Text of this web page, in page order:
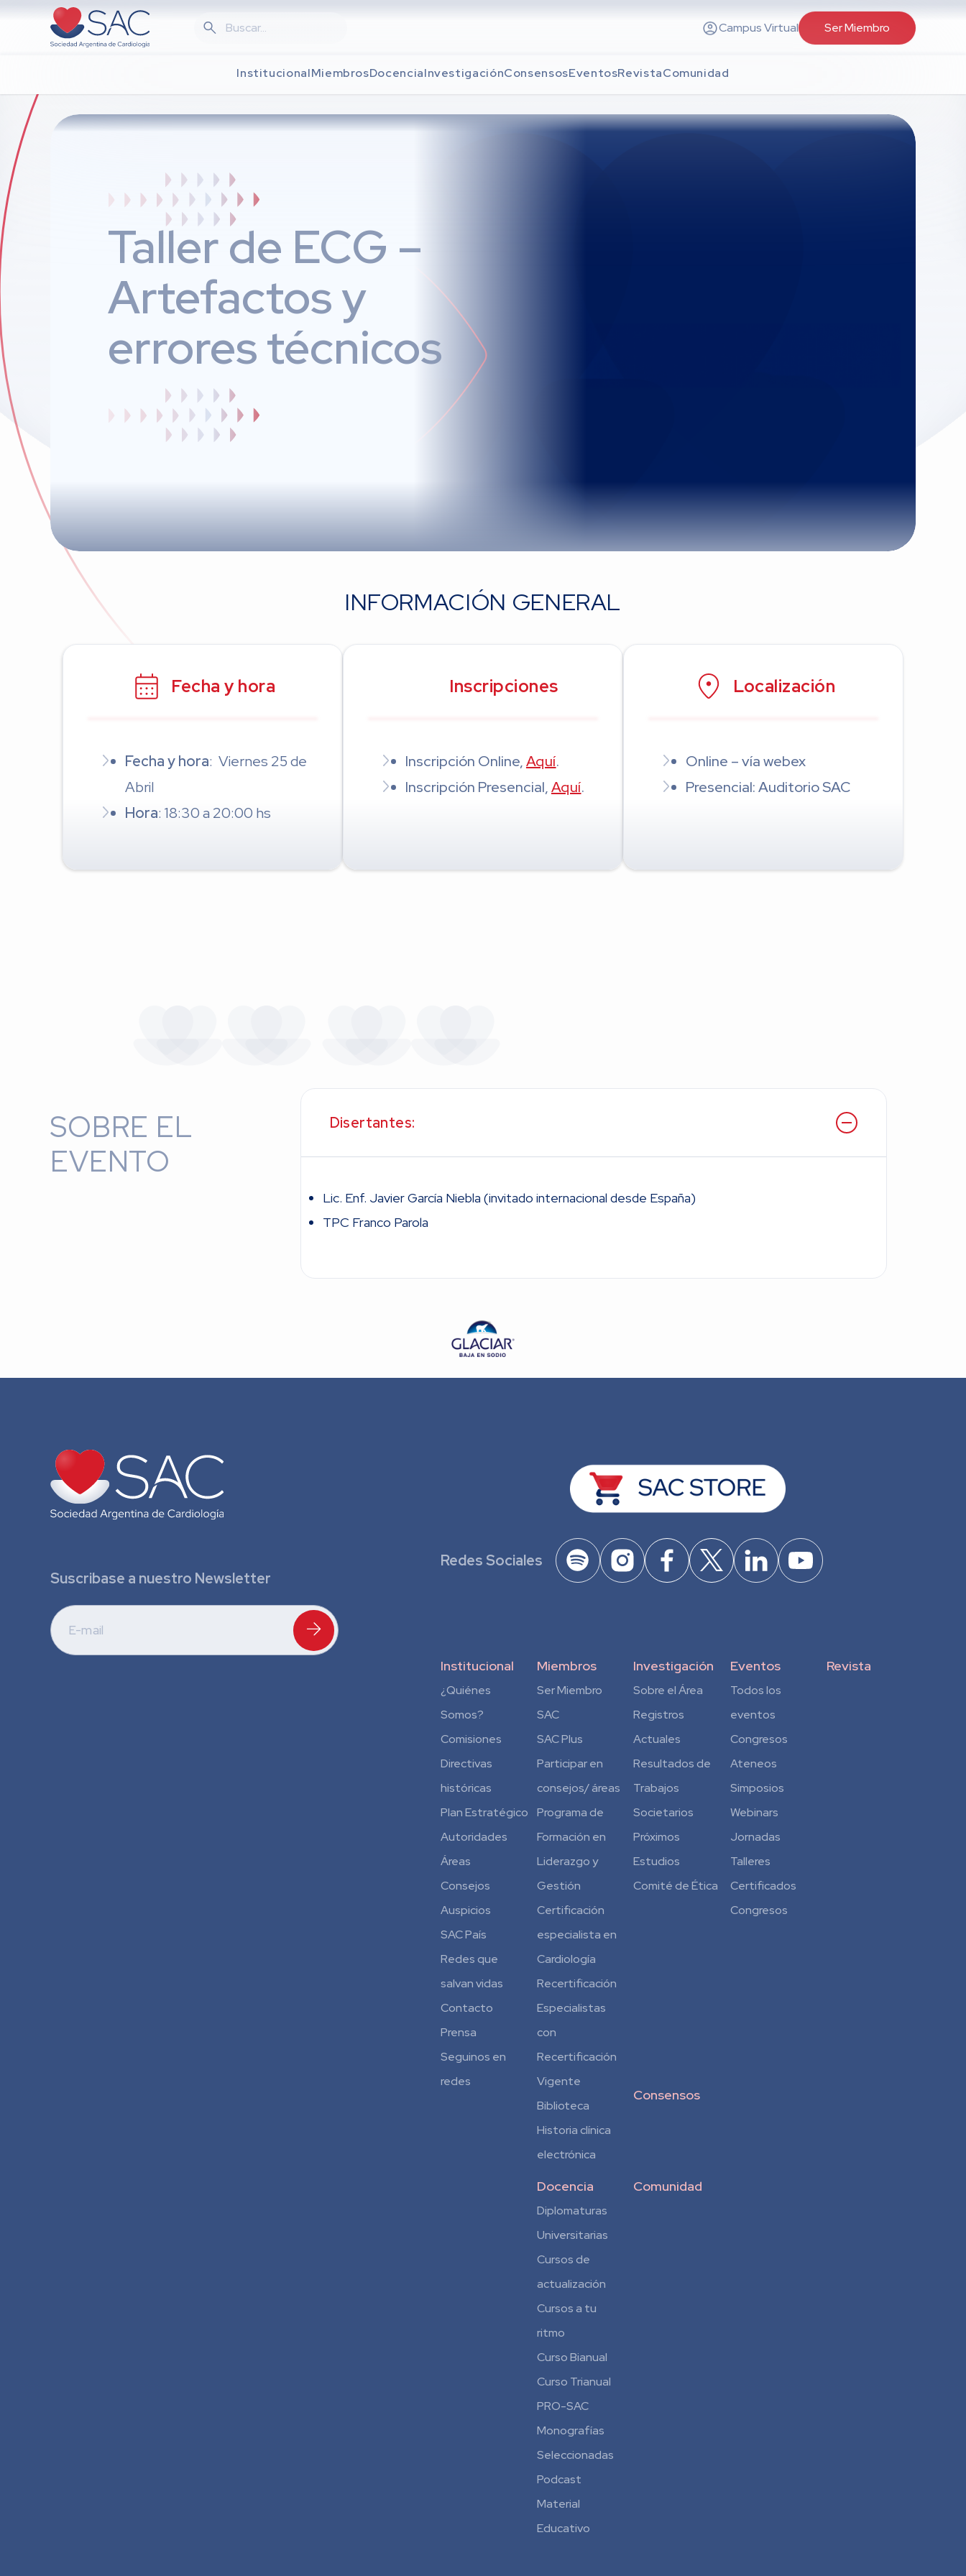
Campus Virtual Ser Miembro
InstitucionalMiembrosDocenciaInvestigaciónConsensosEventosRevistaComunidad
Taller de ECG –
Artefactos y
errores técnicos
INFORMACIÓN GENERAL
Fecha y hora
Fecha y hora: Viernes 25 de
Abril
Hora: 18:30 a 20:00 hs
Inscripciones
Inscripción Online,Aquí.
Inscripción Presencial,Aquí.
Localización
Online – vía webex
Presencial: Auditorio SAC
SOBRE EL
EVENTO
Disertantes:
Lic. Enf. Javier García Niebla (invitado internacional desde España)
TPC Franco Parola
Suscribase a nuestro Newsletter
Redes Sociales
Institucional
¿Quiénes
Somos?
Comisiones
Directivas
históricas
Plan Estratégico
Autoridades
Áreas
Consejos
Auspicios
SAC País
Redes que
salvan vidas
Contacto
Prensa
Seguinos en
redes
Miembros
Ser Miembro
SAC
SAC Plus
Participar en
consejos/ áreas
Programa de
Formación en
Liderazgo y
Gestión
Certificación
especialista en
Cardiología
Recertificación
Especialistas
con
Recertificación
Vigente
Biblioteca
Historia clínica
electrónica
Docencia
Diplomaturas
Universitarias
Cursos de
actualización
Cursos a tu
ritmo
Curso Bianual
para
Residentes
Curso Trianual
PRO-SAC
Monografías
Seleccionadas
Podcast
Material
Educativo
Investigación
Sobre el Área
Registros
Actuales
Resultados de
Trabajos
Societarios
Próximos
Estudios
Comité de Ética
Consensos
Eventos
Todos los
eventos
Congresos
Ateneos
Simposios
Webinars
Jornadas
Talleres
Certificados
Congresos
Revista
Comunidad